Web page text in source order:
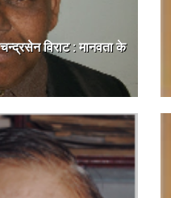
विराट : मानवता के